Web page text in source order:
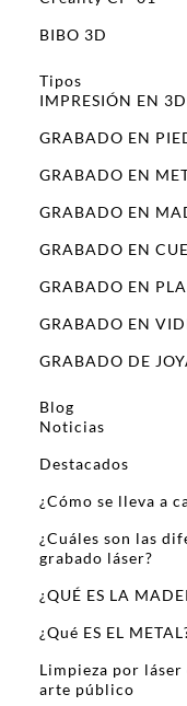
BIBO 3D
Tipos
IMPRESIÓN EN 3D
GRABADO EN
GRABADO EN
GRABADO EN
GRABADO EN
GRABADO EN
GRABADO EN
GRABADO DE
Blog
Noticias
Destacados
¿Cómo se lleva a
¿Cuáles son las
grabado láser?
¿QUÉ ES LA
¿Qué ES EL
Limpieza por
arte público